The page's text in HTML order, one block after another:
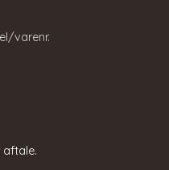
varenr.
aftale.